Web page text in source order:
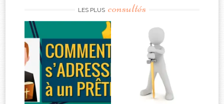
LES PLUS consultés